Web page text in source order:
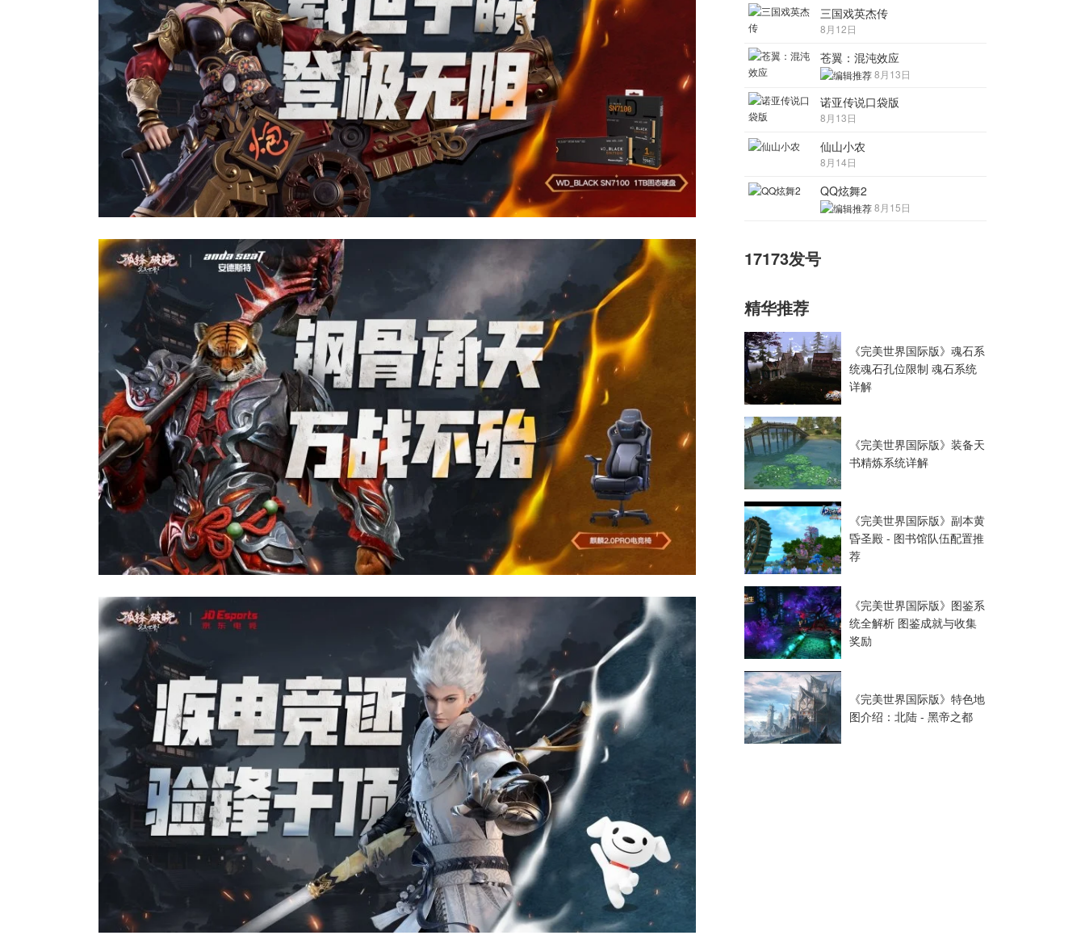
三国戏英杰传
8月12日
苍翼：混沌效应
8月13日
诺亚传说口袋版
8月13日
仙山小农
8月14日
QQ炫舞2
8月15日
17173发号
精华推荐
《完美世界国际版》魂石系
统魂石孔位限制 魂石系统
详解
《完美世界国际版》装备天
书精炼系统详解
《完美世界国际版》副本黄
昏圣殿 - 图书馆队伍配置推
荐
《完美世界国际版》图鉴系
统全解析 图鉴成就与收集
奖励
《完美世界国际版》特色地
图介绍：北陆 - 黑帝之都